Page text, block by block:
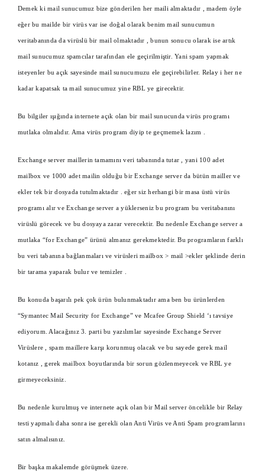
Demek ki mail sunucumuz bize gönderilen her maili almaktadır , madem öyle
eğer bu mailde bir virüs var ise doğal olarak benim mail sunucumun
veritabanında da virüslü bir mail olmaktadır , bunun sonucu olarak ise artık
mail sunucumuz spamcılar tarafından ele geçirilmiştir. Yani spam yapmak
isteyenler bu açık sayesinde mail sunucumuzu ele geçirebilirler. Relay i her ne
kadar kapatsak ta mail sunucumuz yine RBL ye girecektir.
Bu bilgiler ışığında internete açık olan bir mail sunucunda virüs programı
mutlaka olmalıdır. Ama virüs program diyip te geçmemek lazım .
Exchange server maillerin tamamını veri tabanında tutar , yani 100 adet
mailbox ve 1000 adet mailin olduğu bir Exchange server da bütün mailler ve
ekler tek bir dosyada tutulmaktadır . eğer siz herhangi bir masa üstü virüs
programı alır ve Exchange server a yüklerseniz bu program bu veritabanını
virüslü görecek ve bu dosyaya zarar verecektir. Bu nedenle Exchange server a
mutlaka “for Exchange” ürünü almanız gerekmektedir. Bu programların farklı
bu veri tabanına bağlanmaları ve virüsleri mailbox > mail >ekler şeklinde derin
bir tarama yaparak bulur ve temizler .
Bu konuda başarılı pek çok ürün bulunmaktadır ama ben bu ürünlerden
“Symantec Mail Security for Exchange” ve Mcafee Group Shield ‘ı tavsiye
ediyorum. Alacağınız 3. parti bu yazılımlar sayesinde Exchange Server
Virüslere , spam maillere karşı korunmuş olacak ve bu sayede gerek mail
kotanız , gerek mailbox boyutlarında bir sorun gözlenmeyecek ve RBL ye
girmeyeceksiniz.
Bu nedenle kurulmuş ve internete açık olan bir Mail server öncelikle bir Relay
testi yapmalı daha sonra ise gerekli olan Anti Virüs ve Anti Spam programlarını
satın almalısınız.
Bir başka makalemde görüşmek üzere.